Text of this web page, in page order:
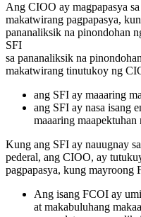
Ang CIOO ay magpapasya sa
makatwirang pagpapasya,
pananaliksik na pinondohan
SFI
sa pananaliksik na
makatwirang tinutukoy ng
ang SFI ay maaaring
ang SFI ay nasa isang
maaaring
Kung ang SFI ay nauugnay
pederal, ang CIOO, ay
pagpapasya, kung mayroong
Ang isang FCOI ay
at makabuluhang